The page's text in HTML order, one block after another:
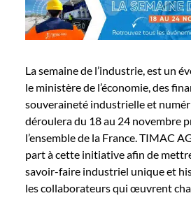
La semaine de l’industrie, est un
le ministère de l’économie, des
souveraineté industrielle et
déroulera du 18 au 24 novembre
l’ensemble de la France. TIMAC
part à cette initiativeafin de
savoir-faire industriel unique et
les collaborateurs qui œuvrent